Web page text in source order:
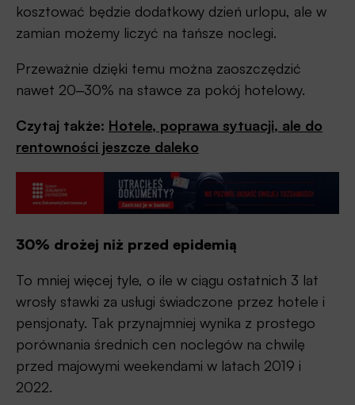
kosztować będzie dodatkowy dzień urlopu, ale w
zamian możemy liczyć na tańsze noclegi.
Przeważnie dzięki temu można zaoszczędzić
nawet 20‒30% na stawce za pokój hotelowy.
Czytaj także: Hotele, poprawa sytuacji, ale do
rentowności jeszcze daleko
30% drożej niż przed epidemią
To mniej więcej tyle, o ile w ciągu ostatnich 3 lat
wrosły stawki za usługi świadczone przez hotele i
pensjonaty. Tak przynajmniej wynika z prostego
porównania średnich cen noclegów na chwilę
przed majowymi weekendami w latach 2019 i
2022.